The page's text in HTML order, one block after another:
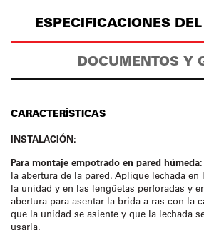
ESPECIFICACIONES
DOCUMENTOS Y
CARACTERÍSTICAS
INSTALACIÓN:
Para montaje empotrado en pared húmeda
la abertura de la pared. Aplique lechada
la unidad y en las lengüetas perforadas y
abertura para asentar la brida a ras con la
que la unidad se asiente y que la lechada
usarla.